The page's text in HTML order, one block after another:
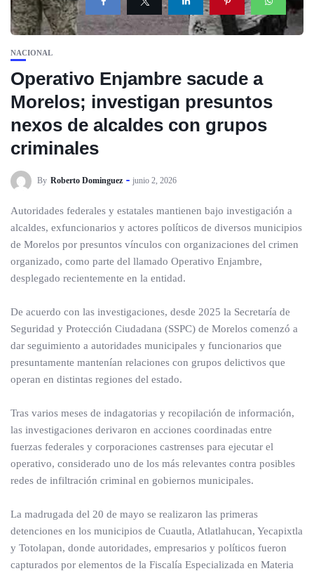
NACIONAL
Operativo Enjambre sacude a
Morelos; investigan presuntos
nexos de alcaldes con grupos
criminales
By Roberto Dominguez junio 2, 2026
Autoridades federales y estatales mantienen bajo investigación a
alcaldes, exfuncionarios y actores políticos de diversos municipios
de Morelos por presuntos vínculos con organizaciones del crimen
organizado, como parte del llamado Operativo Enjambre,
desplegado recientemente en la entidad.
De acuerdo con las investigaciones, desde 2025 la Secretaría de
Seguridad y Protección Ciudadana (SSPC) de Morelos comenzó a
dar seguimiento a autoridades municipales y funcionarios que
presuntamente mantenían relaciones con grupos delictivos que
operan en distintas regiones del estado.
Tras varios meses de indagatorias y recopilación de información,
las investigaciones derivaron en acciones coordinadas entre
fuerzas federales y corporaciones castrenses para ejecutar el
operativo, considerado uno de los más relevantes contra posibles
redes de infiltración criminal en gobiernos municipales.
La madrugada del 20 de mayo se realizaron las primeras
detenciones en los municipios de Cuautla, Atlatlahucan, Yecapixtla
y Totolapan, donde autoridades, empresarios y políticos fueron
capturados por elementos de la Fiscalía Especializada en Materia